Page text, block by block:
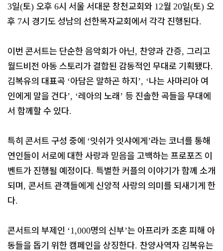
3일(토) 오후 6시 서울 서대문 창천교회와 12월 20일(토) 오
후 7시 경기도 성남의 선한목자교회에서 각각 진행된다.
이번 콘서트는 단순한 음악회가 아닌, 찬양과 간증, 그리고
월드비전 아동 스토리가 결합된 감동적인 무대로 기획됐다.
김복유의 대표곡 ‘아담은 말하곤 하지’, ‘나는 사마리아 여
인에게 말을 건다’, ‘레아의 노래’ 등 진솔한 곡들을 무대에
서 함께할 수 있다.
특히 콘서트 구성 중에 ‘잇쉬가 잇샤에게’라는 코너를 통해
연인들이 서로에 대한 사랑과 믿음을 고백하는 프로포즈 이
벤트가 진행될 예정이다. 특별한 커플의 이야기가 함께 소개
되며, 콘서트 관객들에게 신앙적 사랑의 의미를 되새기게 한
다.
콘서트의 부제인 ‘1,000명의 신부’는 아프리카 조혼 피해 아
동들을 돕기 위한 캠페인을 상징한다. 찬양사역자 김복유는